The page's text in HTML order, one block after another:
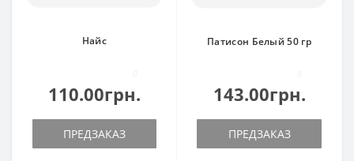
Найс
110.00грн.
ПРЕДЗАКАЗ
Патисон Белый 50 гр
143.00грн.
ПРЕДЗАКАЗ